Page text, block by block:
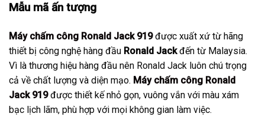
Mẫu mã ấn tượng
Máy chấm công Ronald Jack 919được xuất xứ từ hãng
thiết bị công nghệ hàng đầu Ronald Jackđến từ Malaysia.
Vì là thương hiệu hàng đầu nên Ronald Jack luôn chú trọng
cả về chất lượng và diện mạo. Máy chấm công Ronald
Jack 919được thiết kế nhỏ gọn, vuông vắn với màu xám
bạc lịch lãm, phù hợp với mọi không gian làm việc.